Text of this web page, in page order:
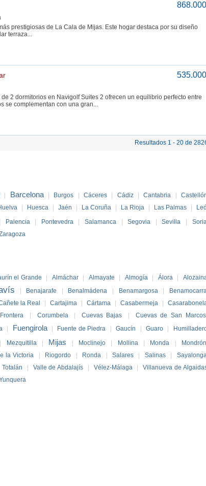
prestigiosas de La Cala de Mijas. Este hogar destaca por su diseño
terraza...
2 dormitorios en Navigolf Suites 2 ofrecen un equilibrio perfecto entre
se complementan con una gran...
Resultados 1 - 20 de
Barcelona Burgos Cáceres Cádiz Cantabria
Huesca Jaén La Coruña La Rioja Las Palmas
Palencia Pontevedra Salamanca Segovia Sevilla
el Grande Almáchar Almayate Almogía Álora
Benajarafe Benalmádena Benamargosa
la Real Cartajima Cártama Casabermeja
Corumbela Cuevas Bajas Cuevas de San Marcos
Fuengirola Fuente de Piedra Gaucín Guaro
Mezquitilla Mijas Moclinejo Mollina Monda Mondrón
la Victoria Riogordo Ronda Salares Salinas
Totalán Valle de Abdalajís Vélez-Málaga Villanueva de